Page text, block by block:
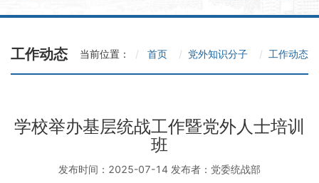
工作动态 当前位置： 首页 党外知识分子 工作动态
学校举办基层统战工作暨党外人士培训
班
发布时间：2025-07-14 发布者：党委统战部